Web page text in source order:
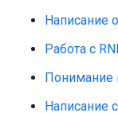
Написание
Работа с
Понимание
Написание